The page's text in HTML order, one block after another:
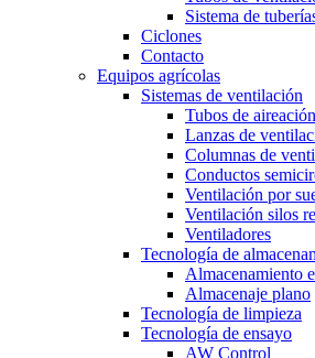
Sistema de
Ciclones
Contacto
Equipos agrícolas
Sistemas de ventilación
Tubos de aireación
Lanzas de
Columnas de
Conductos
Ventilación por
Ventilación silos
Ventiladores
Tecnología de
Almacenamiento
Almacenaje plano
Tecnología de limpieza
Tecnología de ensayo
AW Control